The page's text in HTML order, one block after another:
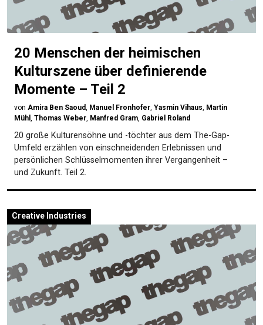
20 Menschen der heimischen
Kulturszene über definierende
Momente – Teil 2
von Amira Ben Saoud Manuel Fronhofer Yasmin Vihaus Martin
Mühl
Thomas Weber Manfred Gram Gabriel Roland
20 große Kulturensöhne und -töchter aus dem The-Gap-
Umfeld erzählen von einschneidenden Erlebnissen und
persönlichen Schlüsselmomenten ihrer Vergangenheit –
und Zukunft. Teil 2.
Creative Industries